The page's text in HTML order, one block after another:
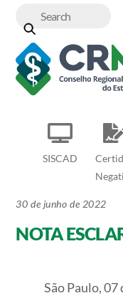
content
SISCAD
30 de junho de 2022
NOTA
São Paulo, 07